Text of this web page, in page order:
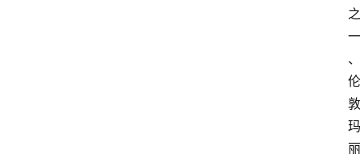
之
一
、
伦
敦
玛
丽